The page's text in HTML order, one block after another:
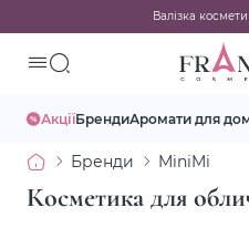
Валізка
АкціїБрендиАромати для
Бренди MiniMi
Косметика для